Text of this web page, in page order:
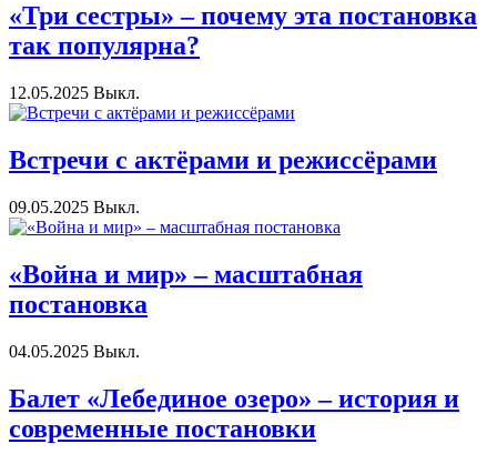
«Три сестры» – почему эта постановка
так популярна?
12.05.2025 Выкл.
Встречи с актёрами и режиссёрами
09.05.2025 Выкл.
«Война и мир» – масштабная
постановка
04.05.2025 Выкл.
Балет «Лебединое озеро» – история и
современные постановки